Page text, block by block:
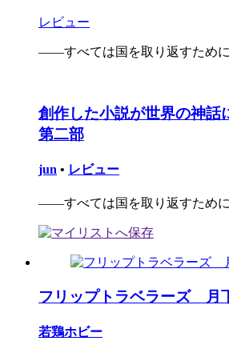
レビュー
――すべては国を取り返すために
創作した小説が世界の神話
第二部
jun • レビュー
――すべては国を取り返すために
フリップトラベラーズ 月
若鶏ホビー